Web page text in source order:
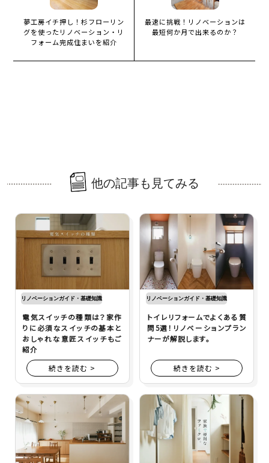
夢工房イチ押し！杉フローリン
グを使ったリノベーション・リ
フォーム完成住まいを紹介
最速に挑戦！リノベーションは
最短何か月で出来るのか？
他の記事も見てみる
リノベーションガイド・基礎知識
電気スイッチの種類は？家作
りに必須なスイッチの基本と
おしゃれな意匠スイッチもご
紹介
続きを読む >
リノベーションガイド・基礎知識
トイレリフォームでよくある質
問5選！リノベーションプラン
ナーが解説します。
続きを読む >